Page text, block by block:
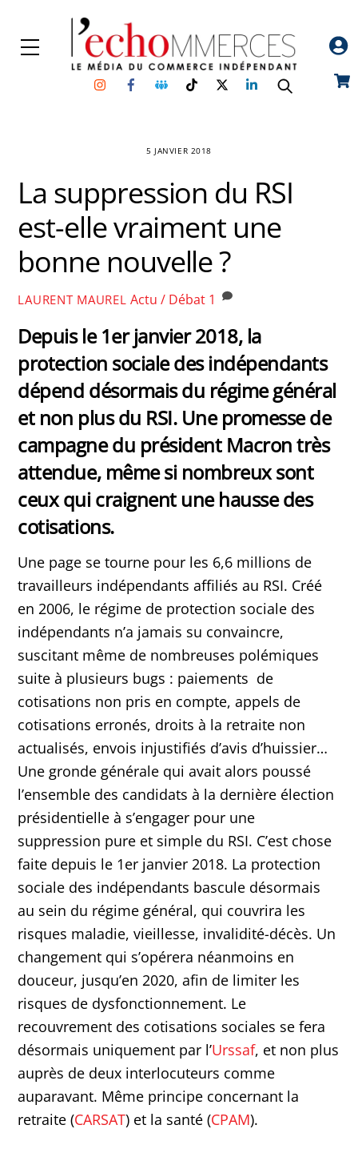
content
Menu
InstagramFacebookGroupe
Facebook
TikTokTwitterLinkedin
5 JANVIER 2018
La suppression du RSI
est-elle vraiment une
bonne nouvelle ?
LAURENT MAUREL Actu / Débat 1
Depuis le 1er janvier 2018, la
protection sociale des indépendants
dépend désormais du régime général
et non plus du RSI. Une promesse de
campagne du président Macron très
attendue, même si nombreux sont
ceux qui craignent une hausse des
cotisations.
Une page se tourne pour les 6,6 millions de
travailleurs indépendants affiliés au RSI. Créé
en 2006, le régime de protection sociale des
indépendants n’a jamais su convaincre,
suscitant même de nombreuses polémiques
suite à plusieurs bugs : paiements de
cotisations non pris en compte, appels de
cotisations erronés, droits à la retraite non
actualisés, envois injustifiés d’avis d’huissier…
Une gronde générale qui avait alors poussé
l’ensemble des candidats à la dernière élection
présidentielle à s’engager pour une
suppression pure et simple du RSI. C’est chose
faite depuis le 1er janvier 2018. La protection
sociale des indépendants bascule désormais
au sein du régime général, qui couvrira les
risques maladie, vieillesse, invalidité-décès. Un
changement qui s’opérera néanmoins en
douceur, jusqu’en 2020, afin de limiter les
risques de dysfonctionnement. Le
recouvrement des cotisations sociales se fera
désormais uniquement par l’Urssaf, et non plus
auprès de deux interlocuteurs comme
auparavant. Même principe concernant la
retraite (CARSAT) et la santé (CPAM).